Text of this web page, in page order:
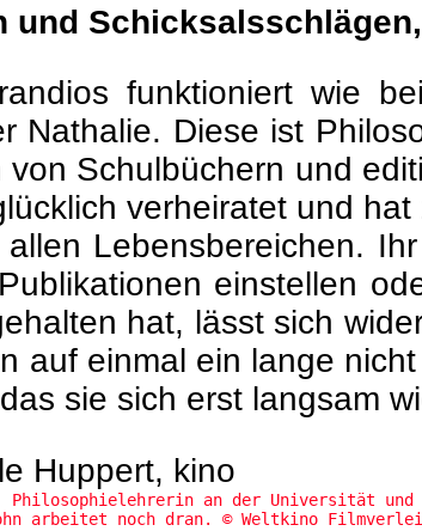
und
funktioniert wie
Nathalie. Diese ist
Schulbüchern und
verheiratet und
Lebensbereichen.
einstellen
hat, lässt sich
auf einmal ein lange
sie sich erst langsam
an der Universität und
arbeitet noch dran. © Weltkino